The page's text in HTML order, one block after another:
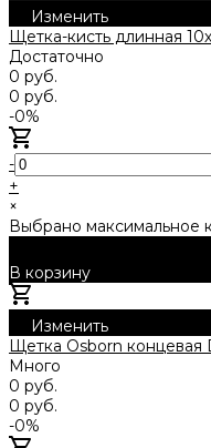
Изменить
Щетка-кисть длинная
Достаточно
0 руб.
0 руб.
-0%
-
+
×
Выбрано максимальное
В корзину
Изменить
Щетка Osborn концевая
Много
0 руб.
0 руб.
-0%